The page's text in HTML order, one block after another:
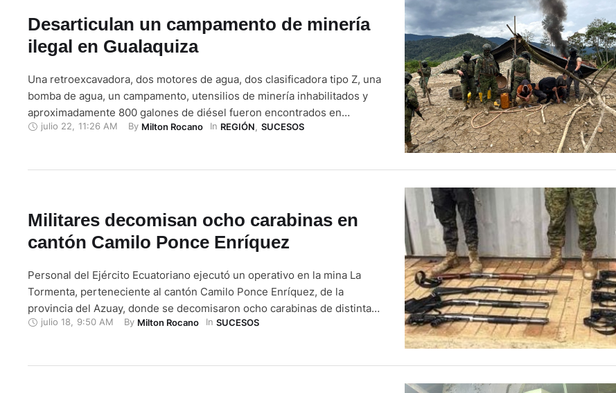
Desarticulan un campamento de minería
ilegal en Gualaquiza
Una retroexcavadora, dos motores de agua, dos clasificadora tipo Z, una
bomba de agua, un campamento, utensilios de minería inhabilitados y
aproximadamente 800 galones de diésel fueron encontrados en
Gualaquiza, durante un operativo en contra de la minería ilegal. El
julio 22, 11:26 AM By Milton Rocano In REGIÓN, SUCESOS
Militares decomisan ocho carabinas en
cantón Camilo Ponce Enríquez
Personal del Ejército Ecuatoriano ejecutó un operativo en la mina La
Tormenta, perteneciente al cantón Camilo Ponce Enríquez, de la
provincia del Azuay, donde se decomisaron ocho carabinas de distintas
procedencias. Además, según el informe brindado por el Ejercito, a
julio 18, 9:50 AM By Milton Rocano In SUCESOS